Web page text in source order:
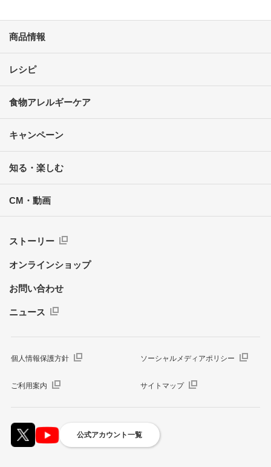
商品情報
レシピ
食物アレルギーケア
キャンペーン
知る・楽しむ
CM・動画
ストーリー
オンラインショップ
お問い合わせ
ニュース
個人情報保護方針 ソーシャルメディアポリシー
ご利用案内 サイトマップ
公式アカウント一覧